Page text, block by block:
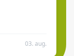
03. aug.